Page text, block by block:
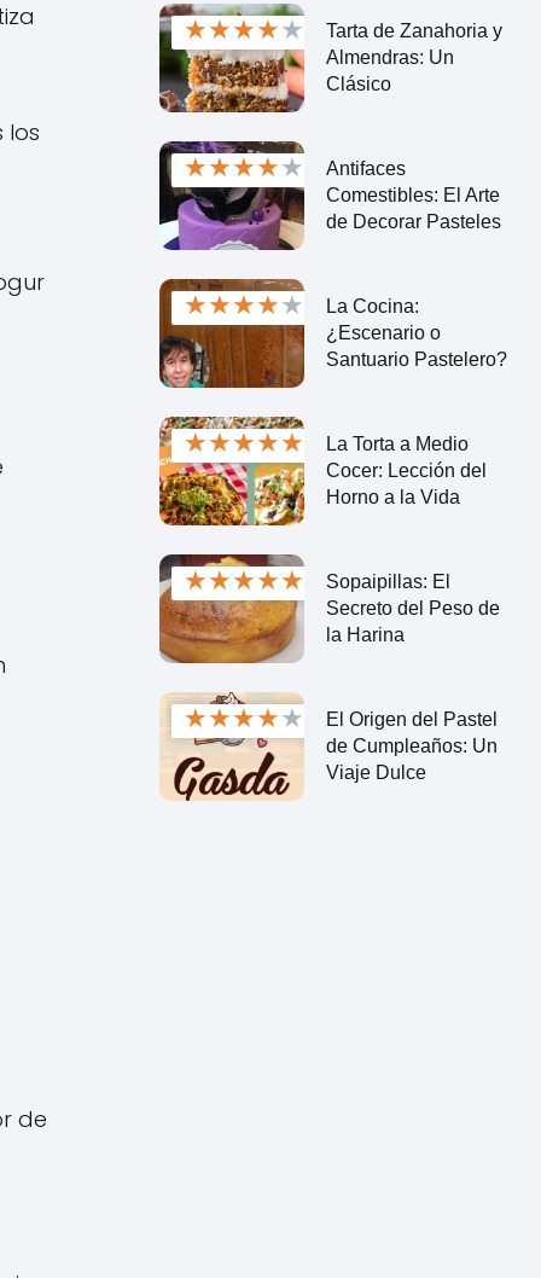
los
de
★★★★★
Tarta de Zanahoria y
Almendras: Un
Clásico
★★★★★
Antifaces
Comestibles: El Arte
de Decorar Pasteles
★★★★★
La Cocina:
¿Escenario o
Santuario Pastelero?
★★★★★
La Torta a Medio
Cocer: Lección del
Horno a la Vida
★★★★★
Sopaipillas: El
Secreto del Peso de
la Harina
★★★★★
El Origen del Pastel
de Cumpleaños: Un
Viaje Dulce